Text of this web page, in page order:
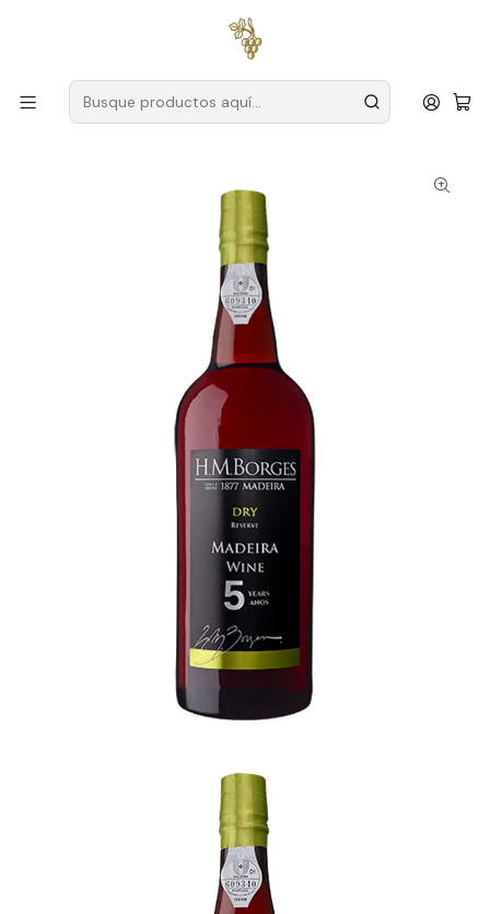
para pedidos superiores a
Productores Madera
H.M. Borges
H.M. Borges Reserva 5 Años Madera Seca 75cl